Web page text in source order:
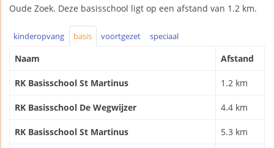
Oude Zoek. Deze basisschool ligt op een afstand van 1.2 km.
kinderopvang basis voortgezet speciaal
Naam Afstand
RK Basisschool St Martinus 1.2 km
RK Basisschool De Wegwijzer 4.4 km
RK Basisschool St Martinus 5.3 km